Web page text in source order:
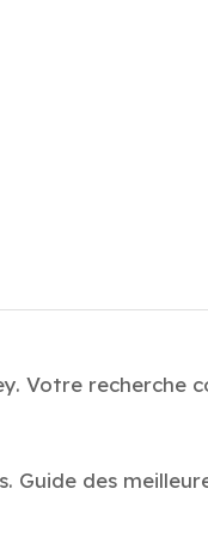
Votre recherche
des